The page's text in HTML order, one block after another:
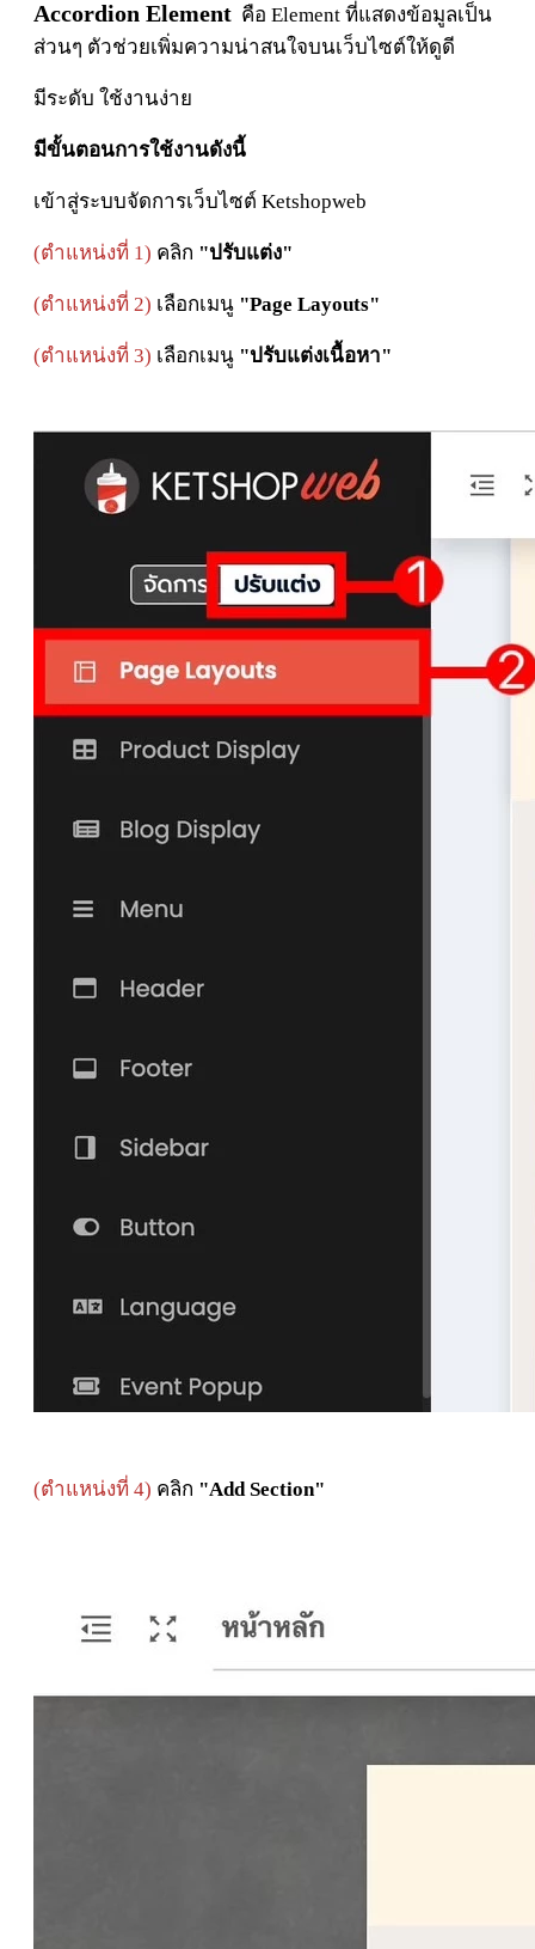
Accordion Element คือ Element ที่แสดงข้อมูลเป็น
ส่วนๆ ตัวช่วยเพิ่มความน่าสนใจบนเว็บไซต์ให้ดูดี
มีระดับ ใช้งานง่าย
มีขั้นตอนการใช้งานดังนี้
เข้าสู่ระบบจัดการเว็บไซต์ Ketshopweb
(ตำแหน่งที่ 1) คลิก "ปรับแต่ง"
(ตำแหน่งที่ 2) เลือกเมนู "Page Layouts"
(ตำแหน่งที่ 3) เลือกเมนู "ปรับแต่งเนื้อหา"
(ตำแหน่งที่ 4) คลิก "Add Section"